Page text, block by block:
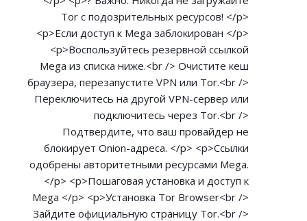
Tor с подозрительных ресурсов! </p>
<p>Если доступ к Mega заблокирован </p>
<p>Воспользуйтесь резервной ссылкой
Mega из списка ниже.<br /> Очистите кеш
браузера, перезапустите VPN или Tor.<br />
Переключитесь на другой VPN-сервер или
подключитесь через Tor.<br />
Подтвердите, что ваш провайдер не
блокирует Onion-адреса. </p> <p>Ссылки
одобрены авторитетными ресурсами Mega.
</p> <p>Пошаговая установка и доступ к
Mega </p> <p>Установка Tor Browser<br />
Зайдите официальную страницу Tor.<br />